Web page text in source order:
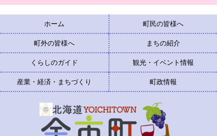
ホーム 町民の皆様へ
町外の皆様へ まちの紹介
くらしのガイド 観光・イベント情報
産業・経済・まちづくり 町政情報